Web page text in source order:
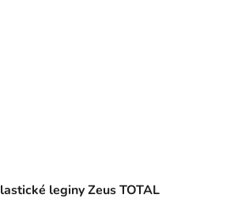
leginy Zeus TOTAL